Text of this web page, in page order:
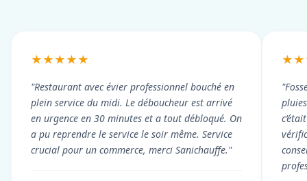
★★★★★
"Restaurant avec évier professionnel bouché en
plein service du midi. Le déboucheur est arrivé
en urgence en 30 minutes et a tout débloqué. On
a pu reprendre le service le soir même. Service
crucial pour un commerce, merci Sanichauffe."